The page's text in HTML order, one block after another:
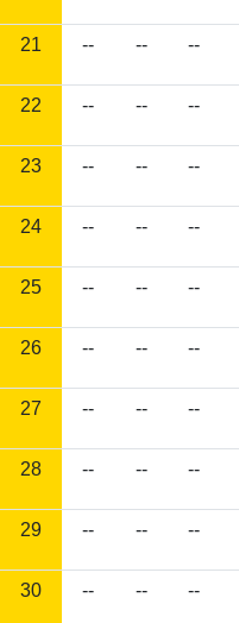
21 -- -- --
22 -- -- --
23 -- -- --
24 -- -- --
25 -- -- --
26 -- -- --
27 -- -- --
28 -- -- --
29 -- -- --
30 -- -- --